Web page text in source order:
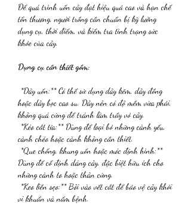
Để quá trình uốn cây đạt hiệu quả cao và hạn chế
tổn thương, người trồng cần chuẩn bị kỹ lưỡng
dụng cụ, thời điểm, và kiểm tra tình trạng sức
khỏe của cây.
Dụng cụ cần thiết gồm:
*Dây uốn:** Có thể sử dụng dây kẽm, dây đồng
hoặc dây bọc cao su. Dây nên có độ mềm vừa phải,
không quá cứng để tránh làm trầy vỏ cây.
*Kéo cắt tỉa:** Dùng để loại bỏ những cành yếu,
cành chéo hoặc cành không cần thiết.
*Que chống, khung uốn hoặc móc định hình:**
Dùng để cố định dáng cây, đặc biệt hữu ích cho
những cành to hoặc thân cứng.
*Keo liền sẹo:** Bôi vào vết cắt để bảo vệ cây khỏi
vi khuẩn và nấm bệnh.